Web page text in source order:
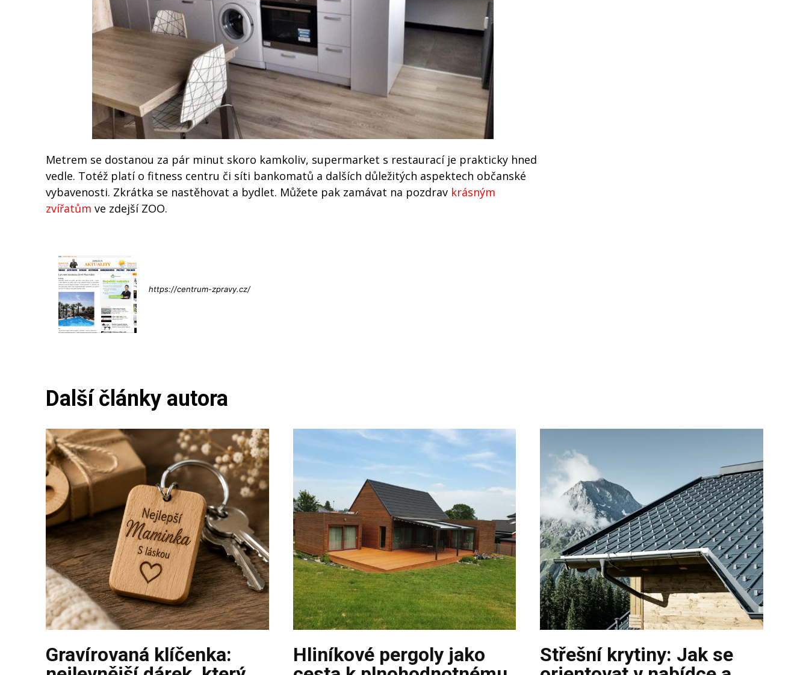
Metrem se dostanou za pár minut skoro kamkoliv, supermarket s restaurací je prakticky hned
vedle. Totéž platí o fitness centru či síti bankomatů a dalších důležitých aspektech občanské
vybavenosti. Zkrátka se nastěhovat a bydlet. Můžete pak zamávat na pozdrav krásným
zvířatům ve zdejší ZOO.
https://centrum-zpravy.cz/
Další články autora
Gravírovaná klíčenka:
Hliníkové pergoly jako
Střešní krytiny: Jak se